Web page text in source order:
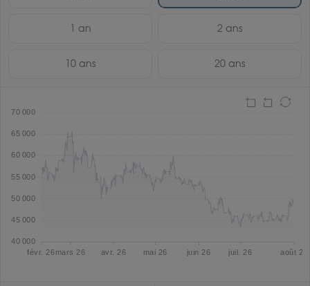
1 an 2 ans
10 ans 20 ans